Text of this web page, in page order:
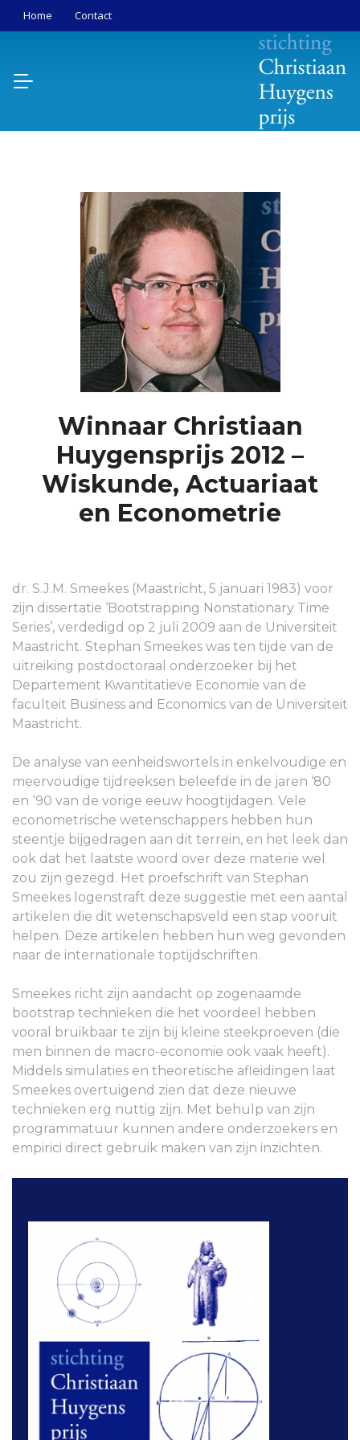
Home Contact
Winnaar Christiaan
Huygensprijs 2012 –
Wiskunde, Actuariaat
en Econometrie
dr. S.J.M. Smeekes (Maastricht, 5 januari 1983) voor
zijn dissertatie ‘Bootstrapping Nonstationary Time
Series’, verdedigd op 2 juli 2009 aan de Universiteit
Maastricht. Stephan Smeekes was ten tijde van de
uitreiking postdoctoraal onderzoeker bij het
Departement Kwantitatieve Economie van de
faculteit Business and Economics van de Universiteit
Maastricht.
De analyse van eenheidswortels in enkelvoudige en
meervoudige tijdreeksen beleefde in de jaren ‘80
en ‘90 van de vorige eeuw hoogtijdagen. Vele
econometrische wetenschappers hebben hun
steentje bijgedragen aan dit terrein, en het leek dan
ook dat het laatste woord over deze materie wel
zou zijn gezegd. Het proefschrift van Stephan
Smeekes logenstraft deze suggestie met een aantal
artikelen die dit wetenschapsveld een stap vooruit
helpen. Deze artikelen hebben hun weg gevonden
naar de internationale toptijdschriften.
Smeekes richt zijn aandacht op zogenaamde
bootstrap technieken die het voordeel hebben
vooral bruikbaar te zijn bij kleine steekproeven (die
men binnen de macro-economie ook vaak heeft).
Middels simulaties en theoretische afleidingen laat
Smeekes overtuigend zien dat deze nieuwe
technieken erg nuttig zijn. Met behulp van zijn
programmatuur kunnen andere onderzoekers en
empirici direct gebruik maken van zijn inzichten.